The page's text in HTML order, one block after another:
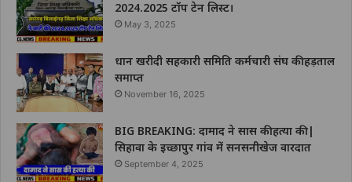
2024.2025 टॉप टेन लिस्ट।
May 3, 2025
धान खरीदी सहकारी समिति कर्मचारी संघ की हड़ताल
समाप्त
November 16, 2025
BIG BREAKING: दामाद ने सास की हत्या की |
सिहावा के इच्छापुर गांव में सनसनीखेज वारदात
September 4, 2025